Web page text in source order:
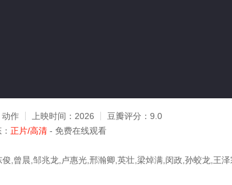
动作 上映时间： 2026 豆瓣评分： 9.0
正片/高清 - 免费在线观看
,曾晨,邹兆龙,卢惠光,邢瀚卿,英壮,梁焯满,闵政,孙蛟龙,王